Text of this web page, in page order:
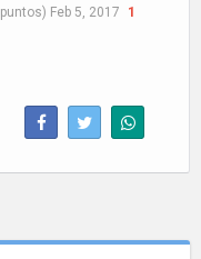
puntos) Feb 5, 2017
1